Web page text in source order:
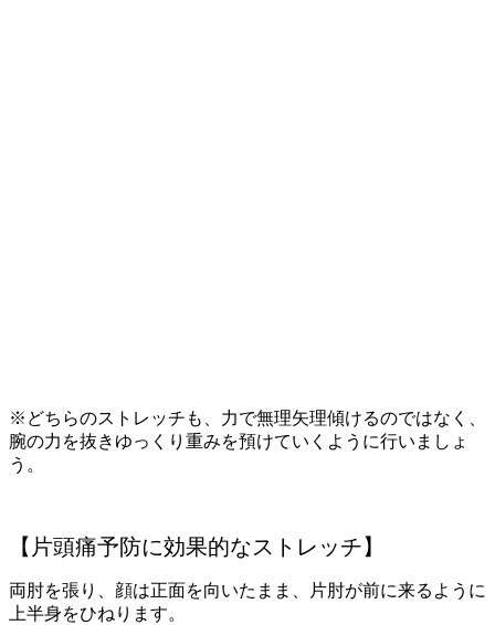
※どちらのストレッチも、力で無理矢理傾けるのではなく、
腕の力を抜きゆっくり重みを預けていくように行いましょ
う。
【片頭痛予防に効果的なストレッチ】
両肘を張り、顔は正面を向いたまま、片肘が前に来るように
上半身をひねります。